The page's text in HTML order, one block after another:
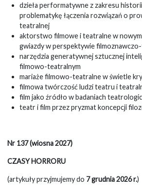
dzieła performatywne z zakresu
problematykę łączenia rozwiązań o
teatralnej
aktorstwo filmowe i teatralne w nowym
gwiazdy w perspektywie
narzędzia generatywnej sztucznej
filmowo-teatralnym
mariaże filmowo-teatralne w świetle
filmowa twórczość ludzi teatru i
film jako źródło w badaniach
teatr i film przez pryzmat koncepcji
Nr 137 (wiosna 2027)
CZASY HORRORU
(artykuły przyjmujemy do 7 grudnia 2026 r.)